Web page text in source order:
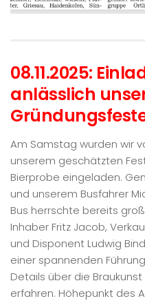
08.11.2025:
anlässlich
Am Samstag wurden wir
unserem geschätzten
Bierprobe eingeladen.
und unserem Busfahrer
Bus herrschte bereits
Inhaber Fritz Jacob,
und Disponent Ludwig
einer spannenden
Details über die
erfahren. Höhepunkt des